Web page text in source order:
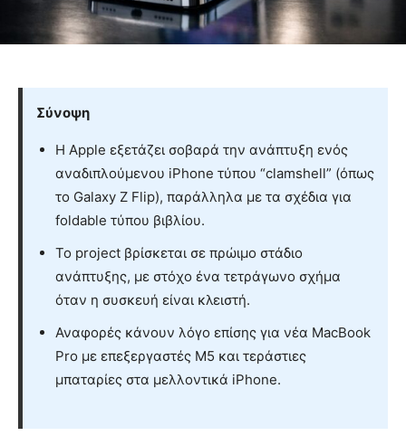
Σύνοψη
Η Apple εξετάζει σοβαρά την ανάπτυξη ενός
αναδιπλούμενου iPhone τύπου “clamshell” (όπως
το Galaxy Z Flip), παράλληλα με τα σχέδια για
foldable τύπου βιβλίου.
Το project βρίσκεται σε πρώιμο στάδιο
ανάπτυξης, με στόχο ένα τετράγωνο σχήμα
όταν η συσκευή είναι κλειστή.
Αναφορές κάνουν λόγο επίσης για νέα MacBook
Pro με επεξεργαστές M5 και τεράστιες
μπαταρίες στα μελλοντικά iPhone.